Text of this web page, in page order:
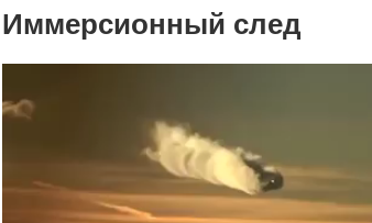
Иммерсионный след